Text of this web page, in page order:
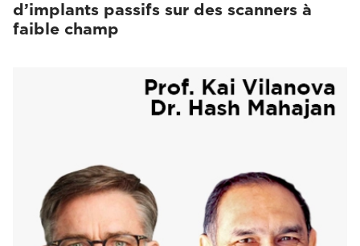
d’implants passifs sur des scanners à
faible champ